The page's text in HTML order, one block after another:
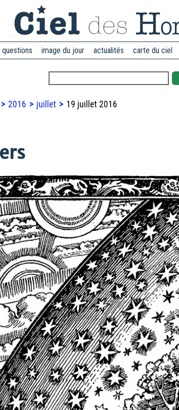
questions image du jour actualités carte du ciel
2016 juillet 19 juillet 2016